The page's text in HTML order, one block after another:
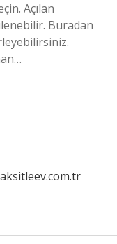
Açılan
Buradan